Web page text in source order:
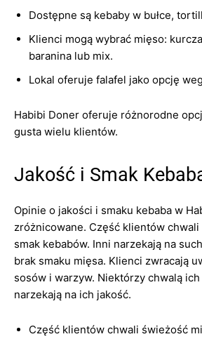
Dostępne są kebaby w bułce,
Klienci mogą wybrać mięso:
baranina lub mix.
Lokal oferuje falafel jako opcję
Habibi Doner oferuje różnorodne
gusta wielu klientów.
Jakość i Smak
Opinie o jakości i smaku kebaba w
zróżnicowane. Część klientów
smak kebabów. Inni narzekają na
brak smaku mięsa. Klienci zwracają
sosów i warzyw. Niektórzy chwalą
narzekają na ich jakość.
Część klientów chwali świeżość